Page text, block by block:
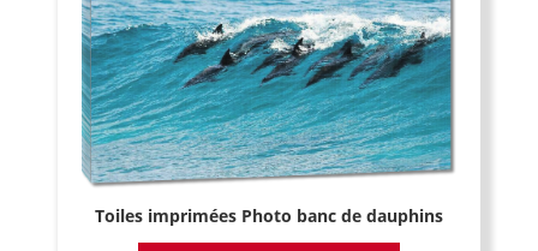
Toiles imprimées Photo banc de dauphins